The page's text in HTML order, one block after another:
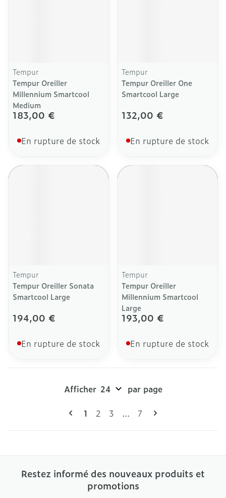
Tempur
Tempur Oreiller
Millennium Smartcool
Medium
183,00 €
En rupture de stock
Tempur
Tempur Oreiller One
Smartcool Large
132,00 €
En rupture de stock
Tempur
Tempur Oreiller Sonata
Smartcool Large
194,00 €
En rupture de stock
Tempur
Tempur Oreiller
Millennium Smartcool
Large
193,00 €
En rupture de stock
Pages
Vous lisez actuellement la page
1 Page
2 Page
3 ... Page
7
Afficher par page
Restez informé des nouveaux produits et
promotions